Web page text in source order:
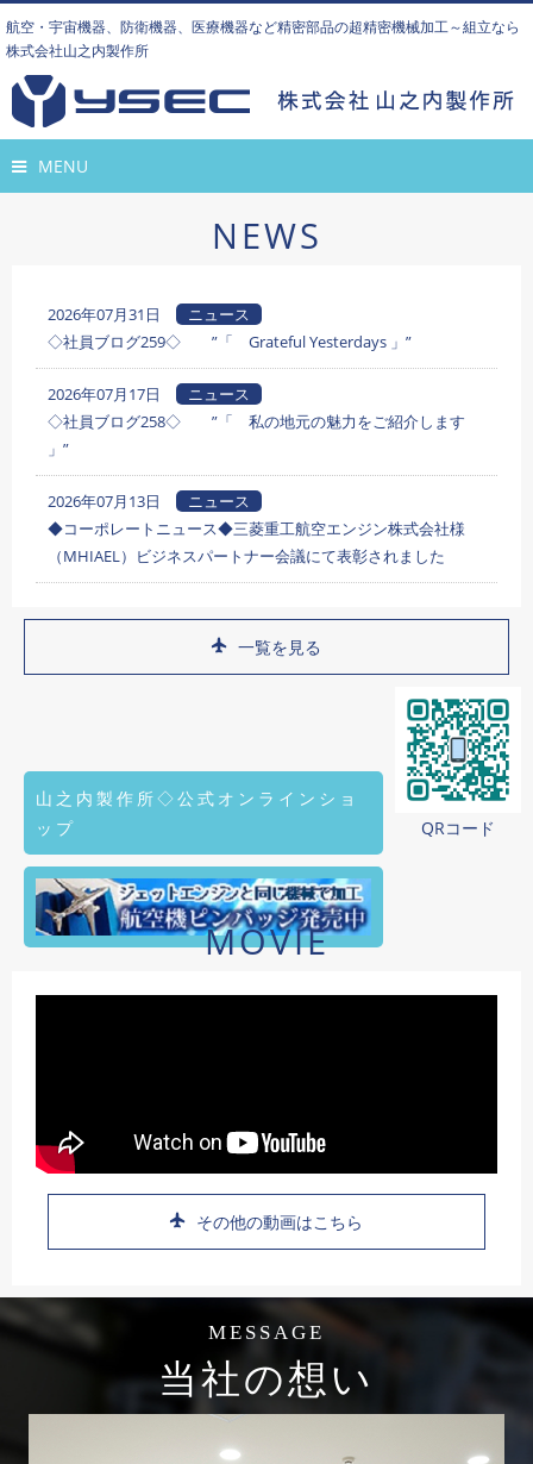
航空・宇宙機器、防衛機器、医療機器など精密部品の超精密機械加工～組立なら
株式会社山之内製作所
MENU
NEWS
2026年07月31日
ニュース
◇社員ブログ259◇ ”「 Grateful Yesterdays 」”
2026年07月17日
ニュース
◇社員ブログ258◇ ”「 私の地元の魅力をご紹介します
」”
2026年07月13日
ニュース
◆コーポレートニュース◆三菱重工航空エンジン株式会社様
（MHIAEL）ビジネスパートナー会議にて表彰されました
一覧を見る
山之内製作所◇公式オンラインショ
ップ
QRコード
MOVIE
その他の動画はこちら
MESSAGE
当社の想い